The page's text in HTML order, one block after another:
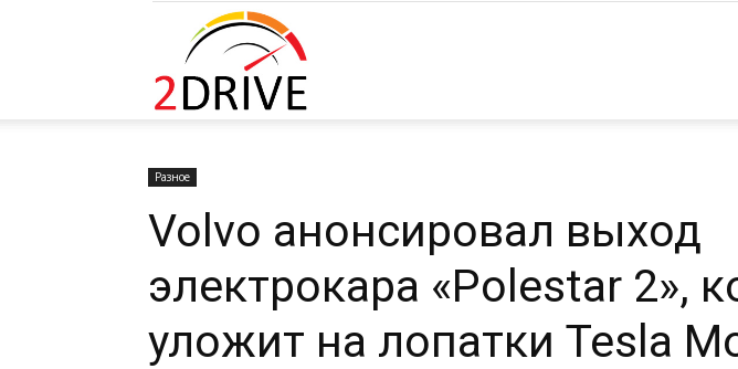
Разное
Volvo анонсировал выход
электрокара «Polestar 2»,
уложит на лопатки Tesla